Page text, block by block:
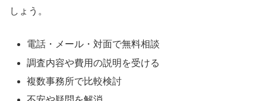
しょう。
電話・メール・対面で無料相談
調査内容や費用の説明を受ける
複数事務所で比較検討